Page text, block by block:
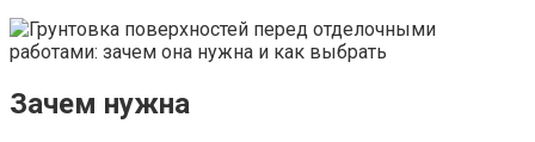
Зачем нужна